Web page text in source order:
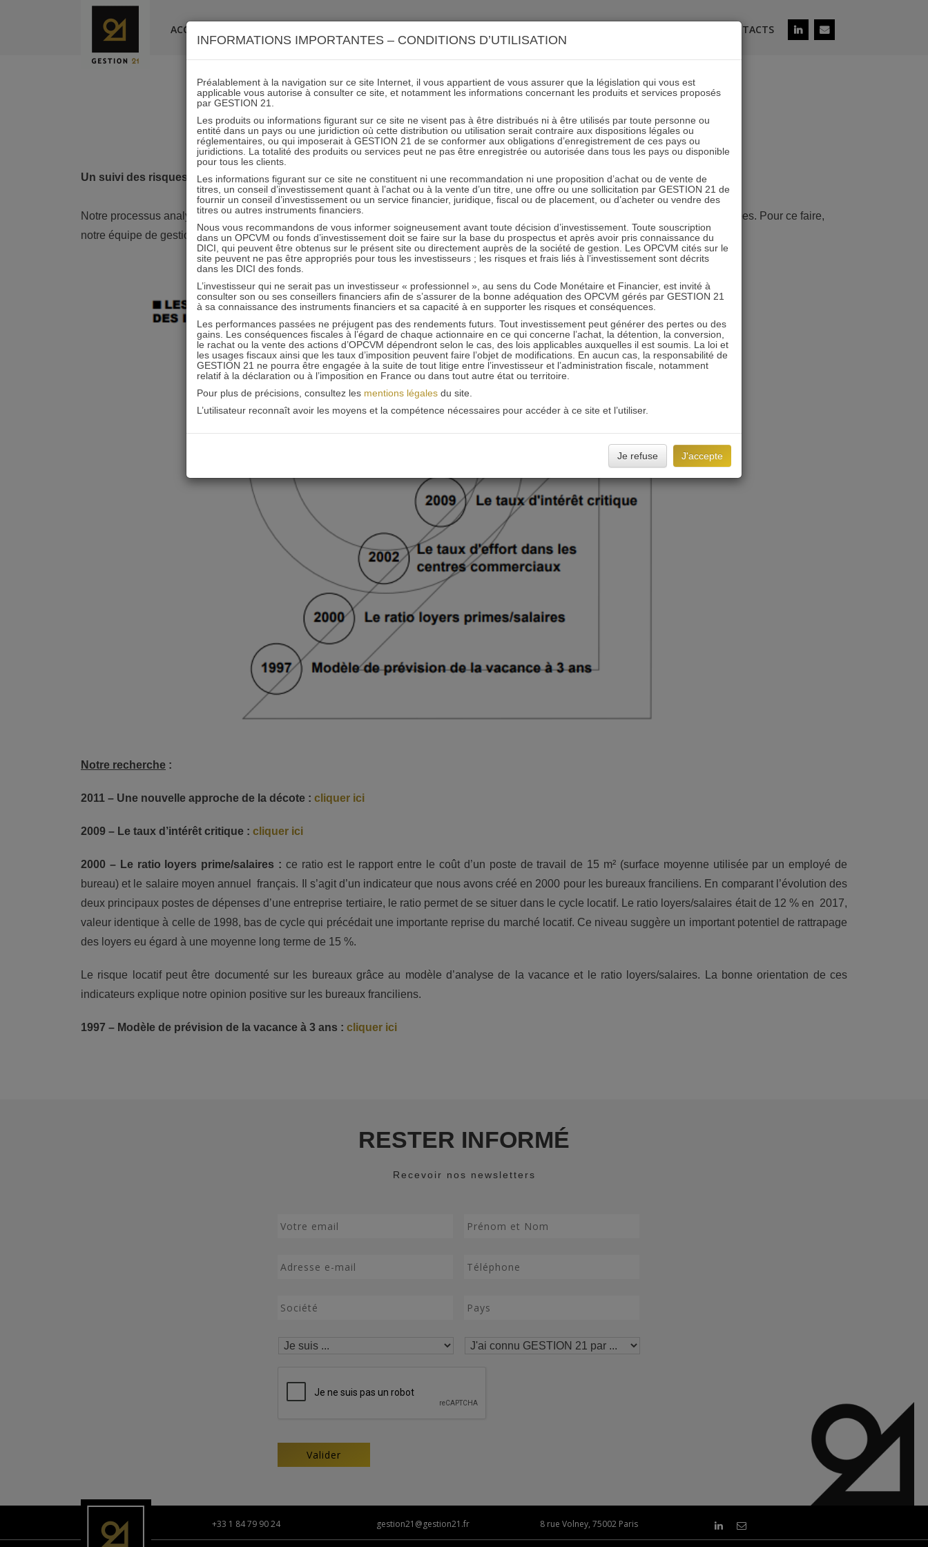
ACCUEIL CONTACTS
INDICATEURS PROPRIETAIRES
Un suivi des risques axé sur la distribution : niveau, pérennité, croissance
Notre processus analyse – par l’intermédiaire des cash-flows – le niveau, la solidité et la croissance de la distribution des foncières cotées. Pour ce faire,
notre équipe de gestion a développé des indicateurs propriétaires de suivi des risques.
Notre recherche :
2011 – Une nouvelle approche de la décote : cliquer ici
2009 – Le taux d’intérêt critique : cliquer ici
2000 – Le ratio loyers prime/salaires : ce ratio est le rapport entre le coût d’un poste de travail de 15 m² (surface moyenne utilisée par un employé de
bureau) et le salaire moyen annuel français. Il s’agit d’un indicateur que nous avons créé en 2000 pour les bureaux franciliens. En comparant l’évolution des
deux principaux postes de dépenses d’une entreprise tertiaire, le ratio permet de se situer dans le cycle locatif. Le ratio loyers/salaires était de 12 % en 2017,
valeur identique à celle de 1998, bas de cycle qui précédait une importante reprise du marché locatif. Ce niveau suggère un important potentiel de rattrapage
des loyers eu égard à une moyenne long terme de 15 %.
Le risque locatif peut être documenté sur les bureaux grâce au modèle d’analyse de la vacance et le ratio loyers/salaires. La bonne orientation de ces
indicateurs explique notre opinion positive sur les bureaux franciliens.
1997 – Modèle de prévision de la vacance à 3 ans : cliquer ici
RESTER INFORMÉ
Recevoir nos newsletters
+33 1 84 79 90 24 gestion21@gestion21.fr 8 rue Volney, 75002 Paris
INFORMATIONS IMPORTANTES – CONDITIONS D’UTILISATION
Préalablement à la navigation sur ce site Internet, il vous appartient de vous assurer que la législation qui vous est
applicable vous autorise à consulter ce site, et notamment les informations concernant les produits et services proposés
par GESTION 21.
Les produits ou informations figurant sur ce site ne visent pas à être distribués ni à être utilisés par toute personne ou
entité dans un pays ou une juridiction où cette distribution ou utilisation serait contraire aux dispositions légales ou
réglementaires, ou qui imposerait à GESTION 21 de se conformer aux obligations d’enregistrement de ces pays ou
juridictions. La totalité des produits ou services peut ne pas être enregistrée ou autorisée dans tous les pays ou disponible
pour tous les clients.
Les informations figurant sur ce site ne constituent ni une recommandation ni une proposition d’achat ou de vente de
titres, un conseil d’investissement quant à l’achat ou à la vente d’un titre, une offre ou une sollicitation par GESTION 21 de
fournir un conseil d’investissement ou un service financier, juridique, fiscal ou de placement, ou d’acheter ou vendre des
titres ou autres instruments financiers.
Nous vous recommandons de vous informer soigneusement avant toute décision d’investissement. Toute souscription
dans un OPCVM ou fonds d’investissement doit se faire sur la base du prospectus et après avoir pris connaissance du
DICI, qui peuvent être obtenus sur le présent site ou directement auprès de la société de gestion. Les OPCVM cités sur le
site peuvent ne pas être appropriés pour tous les investisseurs ; les risques et frais liés à l’investissement sont décrits
dans les DICI des fonds.
L’investisseur qui ne serait pas un investisseur « professionnel », au sens du Code Monétaire et Financier, est invité à
consulter son ou ses conseillers financiers afin de s’assurer de la bonne adéquation des OPCVM gérés par GESTION 21
à sa connaissance des instruments financiers et sa capacité à en supporter les risques et conséquences.
Les performances passées ne préjugent pas des rendements futurs. Tout investissement peut générer des pertes ou des
gains. Les conséquences fiscales à l’égard de chaque actionnaire en ce qui concerne l’achat, la détention, la conversion,
le rachat ou la vente des actions d’OPCVM dépendront selon le cas, des lois applicables auxquelles il est soumis. La loi et
les usages fiscaux ainsi que les taux d’imposition peuvent faire l’objet de modifications. En aucun cas, la responsabilité de
GESTION 21 ne pourra être engagée à la suite de tout litige entre l’investisseur et l’administration fiscale, notamment
relatif à la déclaration ou à l’imposition en France ou dans tout autre état ou territoire.
Pour plus de précisions, consultez les mentions légalesdu site.
L’utilisateur reconnaît avoir les moyens et la compétence nécessaires pour accéder à ce site et l’utiliser.
Je refuse J'accepte